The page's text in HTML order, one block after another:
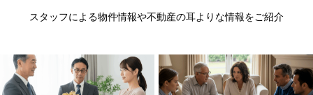
スタッフによる物件情報や不動産の耳よりな情報をご紹介